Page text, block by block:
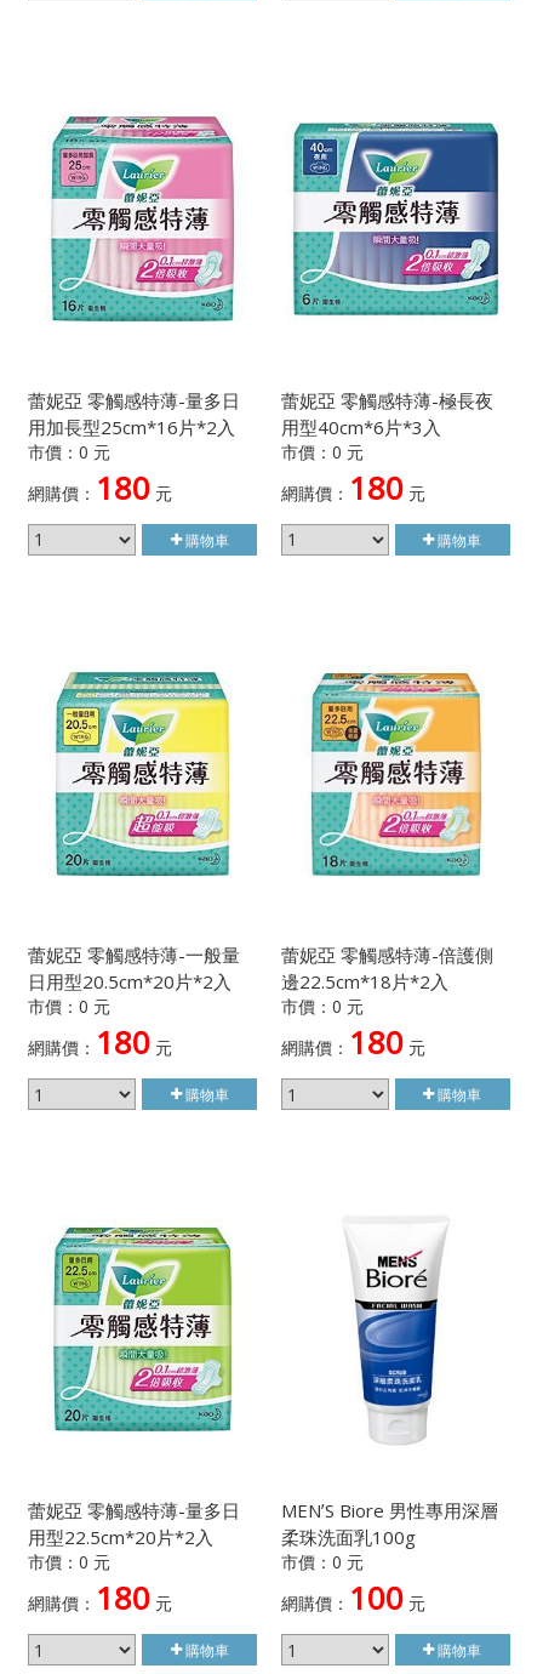
蕾妮亞 零觸感特薄-量多日
用加長型25cm*16片*2入
市價：0 元
網購價： 180 元
購物車
蕾妮亞 零觸感特薄-極長夜
用型40cm*6片*3入
市價：0 元
網購價： 180元
購物車
蕾妮亞 零觸感特薄-一般量
日用型20.5cm*20片*2入
市價：0 元
網購價： 180 元
購物車
蕾妮亞 零觸感特薄-倍護側
邊22.5cm*18片*2入
市價：0 元
網購價： 180元
購物車
蕾妮亞 零觸感特薄-量多日
用型22.5cm*20片*2入
市價：0 元
網購價： 180 元
購物車
MENʼS Biore 男性專用深層
柔珠洗面乳100g
市價：0 元
網購價： 100元
購物車